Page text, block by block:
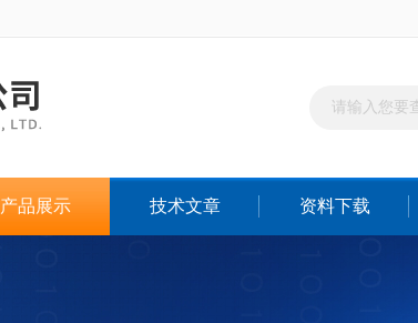
产品展示 技术文章 资料下载